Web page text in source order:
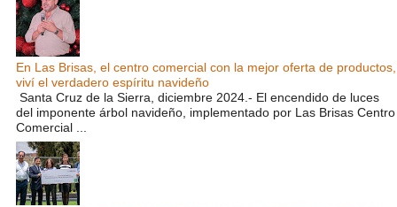
En Las Brisas, el centro comercial con la mejor oferta de productos,
viví el verdadero espíritu navideño
Santa Cruz de la Sierra, diciembre 2024.- El encendido de luces
del imponente árbol navideño, implementado por Las Brisas Centro
Comercial ...